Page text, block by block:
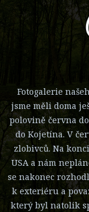
Fotogalerie
jsme měli doma
polovině června
do Kojetína. V
zlobivců. Na
USA a nám
se nakonec
k exteriéru a
který byl natolik